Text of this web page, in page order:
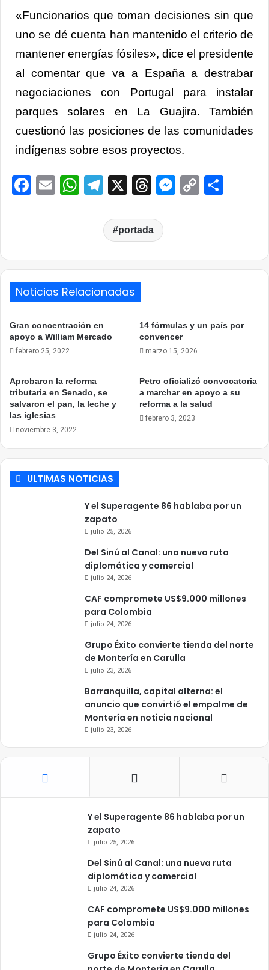
«Funcionarios que toman decisiones sin que
uno se dé cuenta han mantenido el criterio de
mantener energías fósiles», dice el presidente
al comentar que va a España a destrabar
negociaciones con Portugal para instalar
parques solares en La Guajira. También
cuestionó las posiciones de las comunidades
indígenas sobre esos proyectos.
Facebook
EmailWhatsApp
Telegram
X ThreadsCopy
portada
Noticias Relacionadas
Gran concentración en
apoyo a William Mercado
febrero 25, 2022
14 fórmulas y un país por
convencer
marzo 15, 2026
Aprobaron la reforma
tributaria en Senado, se
salvaron el pan, la leche y
las iglesias
noviembre 3, 2022
Petro oficializó convocatoria
a marchar en apoyo a su
reforma a la salud
febrero 3, 2023
ULTIMAS NOTICIAS
Y el Superagente 86 hablaba por un
zapato
julio 25, 2026
Del Sinú al Canal: una nueva ruta
diplomática y comercial
julio 24, 2026
CAF compromete US$9.000 millones
para Colombia
julio 24, 2026
Grupo Éxito convierte tienda del norte
de Montería en Carulla
julio 23, 2026
Barranquilla, capital alterna: el
anuncio que convirtió el empalme de
Montería en noticia nacional
julio 23, 2026
Y el Superagente 86 hablaba por un
zapato
julio 25, 2026
Del Sinú al Canal: una nueva ruta
diplomática y comercial
julio 24, 2026
CAF compromete US$9.000 millones
para Colombia
julio 24, 2026
Grupo Éxito convierte tienda del